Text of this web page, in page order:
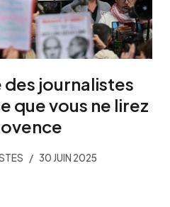
des journalistes
que vous ne lirez
30 JUIN 2025